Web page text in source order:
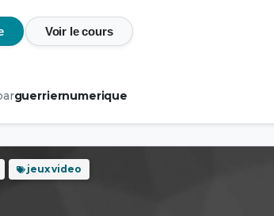
Voir le cours
guerriernumerique
jeux video